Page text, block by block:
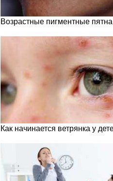
Возрастные пигментные пятна
Как начинается ветрянка у